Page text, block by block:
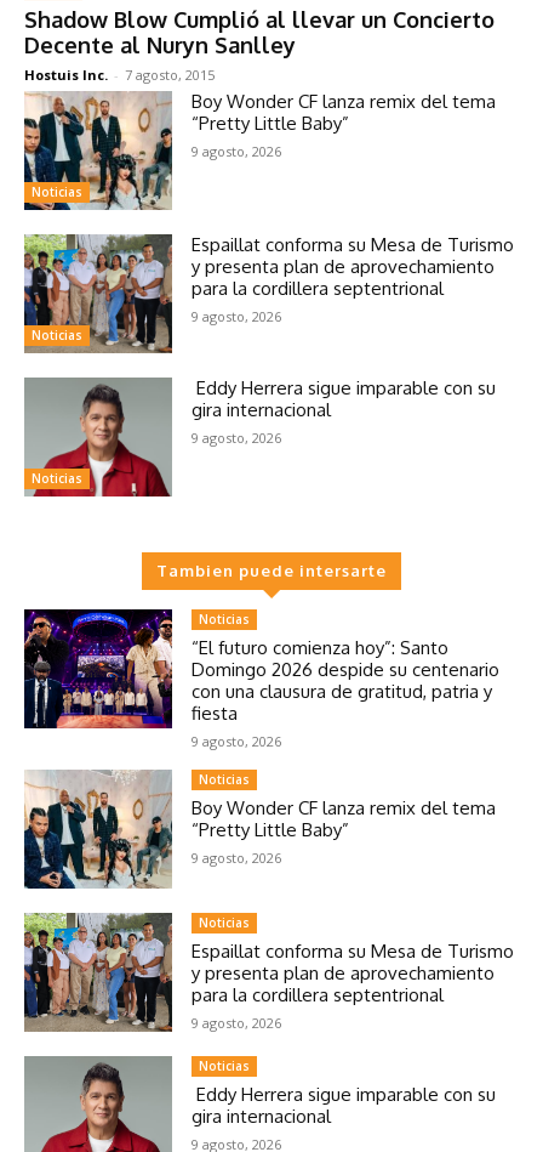
Shadow Blow Cumplió al llevar un Concierto
Decente al Nuryn Sanlley
Hostuis Inc. - 7 agosto, 2015
Noticias
Boy Wonder CF lanza remix del tema
“Pretty Little Baby”
9 agosto, 2026
Noticias
Espaillat conforma su Mesa de Turismo
y presenta plan de aprovechamiento
para la cordillera septentrional
9 agosto, 2026
Noticias
Eddy Herrera sigue imparable con su
gira internacional
9 agosto, 2026
Tambien puede intersarte
Noticias
“El futuro comienza hoy”: Santo
Domingo 2026 despide su centenario
con una clausura de gratitud, patria y
fiesta
9 agosto, 2026
Noticias
Boy Wonder CF lanza remix del tema
“Pretty Little Baby”
9 agosto, 2026
Noticias
Espaillat conforma su Mesa de Turismo
y presenta plan de aprovechamiento
para la cordillera septentrional
9 agosto, 2026
Noticias
Eddy Herrera sigue imparable con su
gira internacional
9 agosto, 2026